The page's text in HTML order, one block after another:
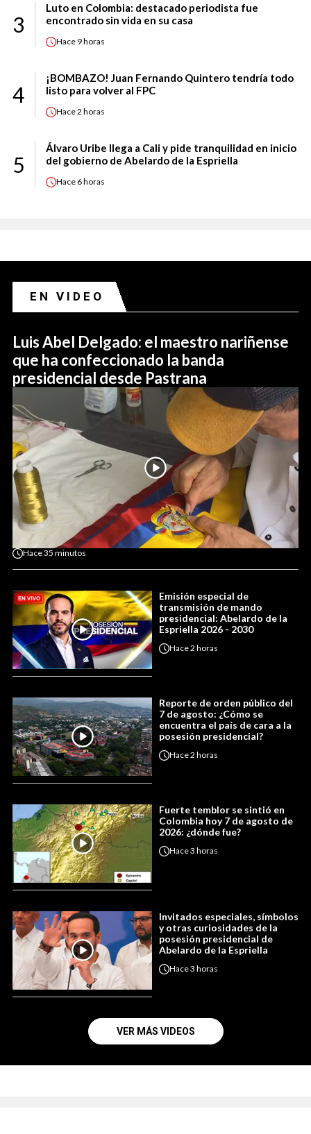
3
Luto en Colombia: destacado periodista fue
encontrado sin vida en su casa
Hace 9 horas
4
¡BOMBAZO! Juan Fernando Quintero tendría todo
listo para volver al FPC
Hace2 horas
5
Álvaro Uribe llega a Cali y pide tranquilidad en inicio
del gobierno de Abelardo de la Espriella
Hace 6 horas
EN VIDEO
Luis Abel Delgado: el maestro nariñense
que ha confeccionado la banda
presidencial desde Pastrana
Hace35 minutos
Emisión especial de
transmisión de mando
presidencial: Abelardo de la
Espriella 2026 - 2030
Hace2 horas
Reporte de orden público del
7 de agosto: ¿Cómo se
encuentra el país de cara a la
posesión presidencial?
Hace2 horas
Fuerte temblor se sintió en
Colombia hoy 7 de agosto de
2026: ¿dónde fue?
Hace3 horas
Invitados especiales, símbolos
y otras curiosidades de la
posesión presidencial de
Abelardo de la Espriella
Hace3 horas
VER MÁS VIDEOS